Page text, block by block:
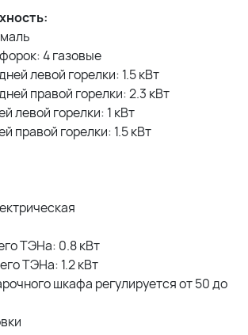
4 газовые
левой горелки: 1.5 кВт
правой горелки: 2.3 кВт
левой горелки: 1 кВт
правой горелки: 1.5 кВт
ТЭНа: 0.8 кВт
ТЭНа: 1.2 кВт
шкафа регулируется от 50 до